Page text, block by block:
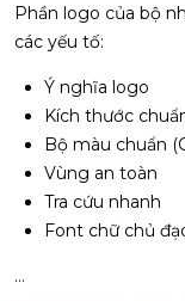
Phần logo của bộ
các yếu tố:
Ý nghĩa logo
Kích thước
Bộ màu chuẩn
Vùng an toàn
Tra cứu nhanh
Font chữ chủ
…